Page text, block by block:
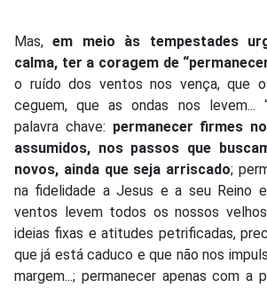
Mas,em meio às tempestades
calma, ter a coragem de
o ruído dos ventos nos vença, que
ceguem, que as ondas nos levem...
palavra chave: permanecer firmes
assumidos, nos passos que
novos, ainda que seja arriscado;
na fidelidade a Jesus e a seu Reino
ventos levem todos os nossos
ideias fixas e atitudes petrificadas,
que já está caduco e que não nos
margem...; permanecer apenas com a